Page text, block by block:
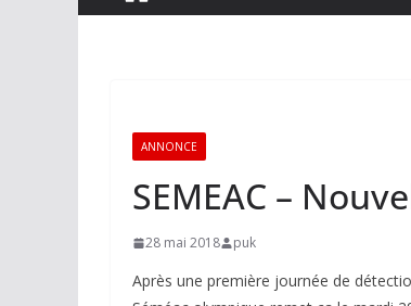
ANNONCE
SEMEAC –
28 mai 2018 puk
Après une première journée de